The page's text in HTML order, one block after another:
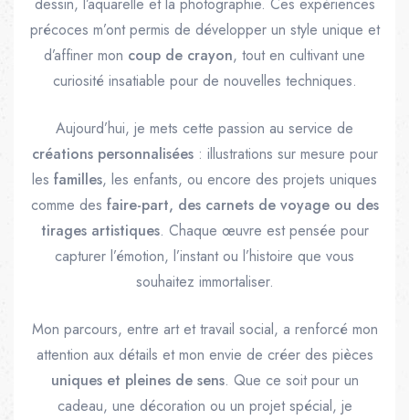
précoces m’ont permis de développer un style unique et
d’affiner mon coup de crayon, tout en cultivant une
curiosité insatiable pour de nouvelles techniques.
Aujourd’hui, je mets cette passion au service de
créations personnalisées: illustrations sur mesure pour
les familles, les enfants, ou encore des projets uniques
comme des faire-part, des carnets de voyage ou des
tirages artistiques. Chaque œuvre est pensée pour
capturer l’émotion, l’instant ou l’histoire que vous
souhaitez immortaliser.
Mon parcours, entre art et travail social, a renforcé mon
attention aux détails et mon envie de créer des pièces
uniques et pleines de sens. Que ce soit pour un
cadeau, une décoration ou un projet spécial, je